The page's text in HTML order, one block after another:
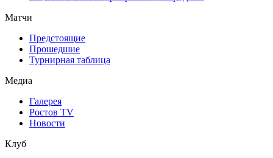
Матчи
Предстоящие
Прошедшие
Турнирная таблица
Медиа
Галерея
Ростов TV
Новости
Клуб